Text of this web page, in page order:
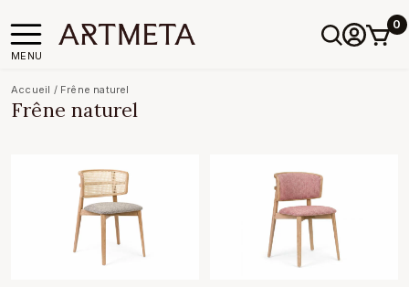
MENU
0
Accueil / Frêne naturel
Frêne naturel